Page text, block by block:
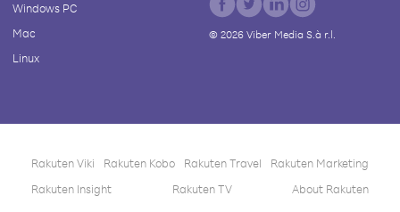
Windows PC
Mac
Linux
© 2026Viber Media S.à r.l.
Rakuten Viki Rakuten Kobo Rakuten Travel
Rakuten Marketing
Rakuten Insight
Rakuten TV About Rakuten